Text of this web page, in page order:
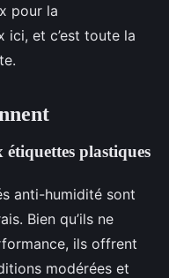
pour la
ici, et c’est toute la
plastiques
anti-humidité sont
Bien qu’ils ne
ils offrent
modérées et